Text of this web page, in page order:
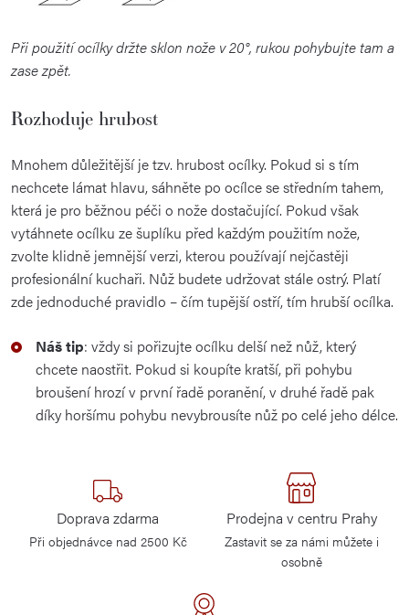
Při použití ocílky držte sklon nože v 20°, rukou pohybujte tam a
zase zpět.
Rozhoduje hrubost
Mnohem důležitější je tzv. hrubost ocílky. Pokud si s tím
nechcete lámat hlavu, sáhněte po ocílce se středním tahem,
která je pro běžnou péči o nože dostačující. Pokud však
vytáhnete ocílku ze šuplíku před každým použitím nože,
zvolte klidně jemnější verzi, kterou používají nejčastěji
profesionální kuchaři. Nůž budete udržovat stále ostrý. Platí
zde jednoduché pravidlo – čím tupější ostří, tím hrubší ocílka.
Náš tip: vždy si pořizujte ocílku delší než nůž, který
chcete naostřit. Pokud si koupíte kratší, při pohybu
broušení hrozí v první řadě poranění, v druhé řadě pak
díky horšímu pohybu nevybrousíte nůž po celé jeho délce.
Doprava zdarma
Při objednávce nad 2500 Kč
Prodejna v centru Prahy
Zastavit se za námi můžete i
osobně